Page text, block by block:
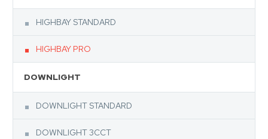
HIGHBAY STANDARD
HIGHBAY PRO
DOWNLIGHT
DOWNLIGHT STANDARD
DOWNLIGHT 3CCT